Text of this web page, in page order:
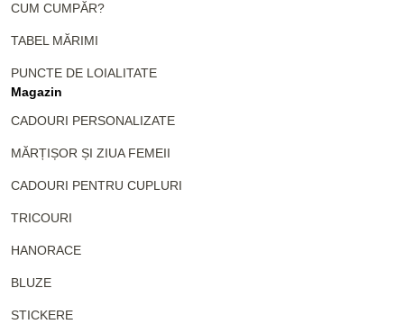
CUM CUMPĂR?
TABEL MĂRIMI
PUNCTE DE LOIALITATE
Magazin
CADOURI PERSONALIZATE
MĂRȚIȘOR ȘI ZIUA FEMEII
CADOURI PENTRU CUPLURI
TRICOURI
HANORACE
BLUZE
STICKERE